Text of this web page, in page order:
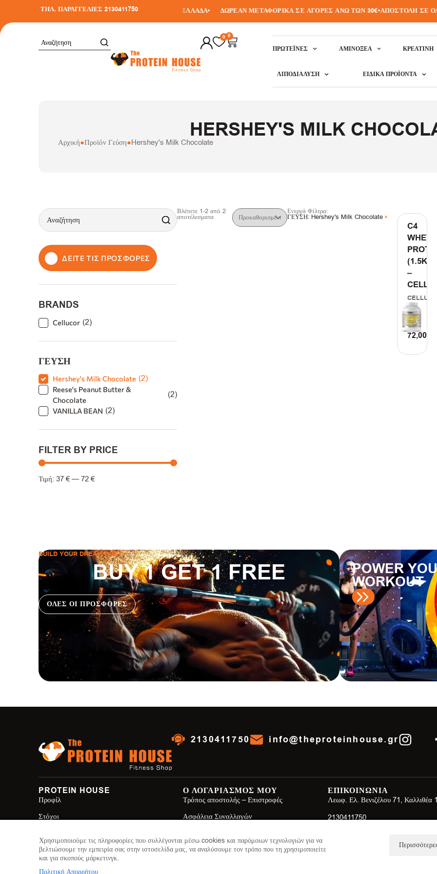
ΤΗΛ. ΠΑΡΑΓΓΕΛΙΕΣ 2130411750
ΣΕ ΑΓΟΡΕΣ ΑΝΩ ΤΩΝ 30€•ΑΠΟΣΤΟΛΗ ΣΕ ΟΛΗ ΤΗΝ ΕΛΛΑΔΑ• ΔΩΡΕΑΝ ΜΕΤΑΦΟΡΙΚΑ ΣΕ ΑΓΟΡΕΣ ΑΝΩ ΤΩΝ 30€•ΑΠΟΣΤΟΛΗ ΣΕ
0 0
ΠΡΩΤΕΪ́ΝΕΣ ΑΜΙΝΟΞΈΑ ΚΡΕΑΤΙΝΗ
ΛΙΠΟΔΙΆΛΥΣΗ ΕΙΔΙΚΆ ΠΡΟΪΌΝΤΑ
HERSHEY'S MILK
Αρχική●Προϊόν Γεύση●Hershey's Milk Chocolate
ΔΕΙΤΕ ΤΙΣ ΠΡΟΣΦΟΡΕΣ
BRANDS
Cellucor (2)
ΓΕΥΣΗ
Hershey's Milk Chocolate (2)
Reese's Peanut Butter &
Chocolate
(2)
VANILLA BEAN (2)
FILTER BY PRICE
37 €— 72 €
Βλέπετε 1-2 από2
αποτέλεσματα
Ενεργά Φίλτρα:
ΓΕΥΣΗ: Hershey's Milk Chocolate ×
C4
WHEY
(1.5KG)
–
72,00
ΣΤΟ
BUILD YOUR DREAM BODY
BUY 1 GET 1 FREE
ΟΛΕΣ ΟΙ ΠΡΟΣΦΟΡΕΣ
POWER
WORKOUT
2130411750 info@theproteinhouse.gr
PROTEIN HOUSE
Προφίλ
Στόχοι
Επικοινωνία
Ο ΛΟΓΑΡΙΑΣΜΟΣ ΜΟΥ
Τρόπος αποστολής – Επιστροφές
Ασφάλεια Συναλλαγών
Πολιτική Απορρήτου
ΕΠΙΚΟΙΝΩΝΙΑ
Λεωφ. Ελ. Βενιζέλου 71, Καλλιθέα
2130411750
Κατασκευή Ιστοσελίδων
Χρησιμοποιούμε τις πληροφορίες που συλλέγονται μέσω cookies και παρόμοιων τεχνολογιών για να
βελτιώσουμε την εμπειρία σας στην ιστοσελίδα μας, να αναλύσουμε τον τρόπο που τη χρησιμοποιείτε
και για σκοπούς μάρκετινγκ.
Πολιτική Απορρήτου